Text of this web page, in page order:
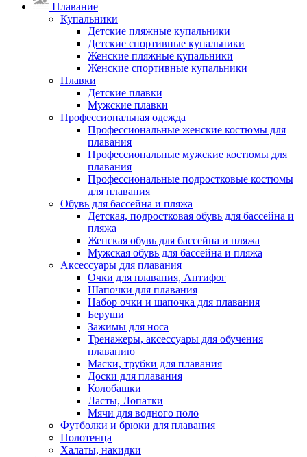
Плавание
Купальники
Детские пляжные купальники
Детские спортивные купальники
Женские пляжные купальники
Женские спортивные купальники
Плавки
Детские плавки
Мужские плавки
Профессиональная одежда
Профессиональные женские костюмы для
плавания
Профессиональные мужские костюмы для
плавания
Профессиональные подростковые костюмы
для плавания
Обувь для бассейна и пляжа
Детская, подростковая обувь для бассейна и
пляжа
Женская обувь для бассейна и пляжа
Мужская обувь для бассейна и пляжа
Аксессуары для плавания
Очки для плавания, Антифог
Шапочки для плавания
Набор очки и шапочка для плавания
Беруши
Зажимы для носа
Тренажеры, аксессуары для обучения
плаванию
Маски, трубки для плавания
Доски для плавания
Колобашки
Ласты, Лопатки
Мячи для водного поло
Футболки и брюки для плавания
Полотенца
Халаты, накидки